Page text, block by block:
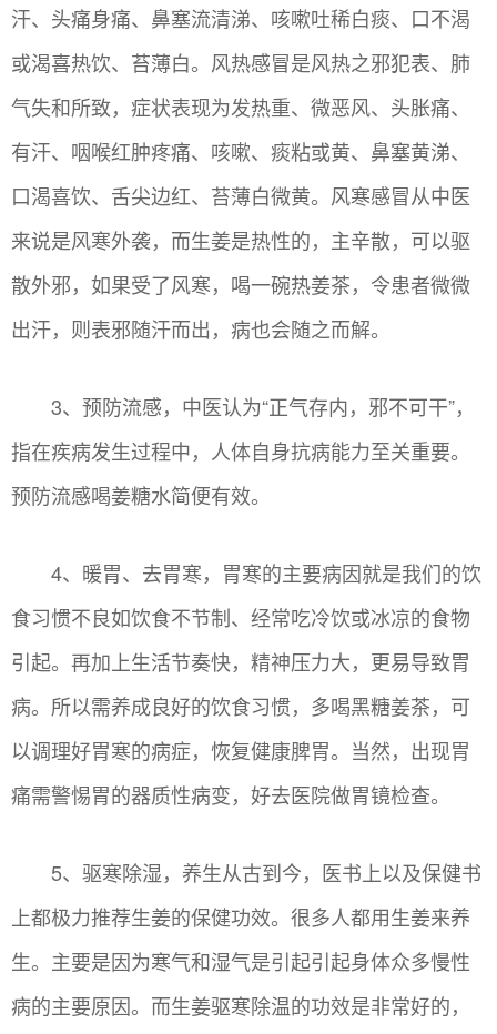
汗、头痛身痛、鼻塞流清涕、咳嗽吐稀白痰、口不渴
或渴喜热饮、苔薄白。风热感冒是风热之邪犯表、肺
气失和所致，症状表现为发热重、微恶风、头胀痛、
有汗、咽喉红肿疼痛、咳嗽、痰粘或黄、鼻塞黄涕、
口渴喜饮、舌尖边红、苔薄白微黄。风寒感冒从中医
来说是风寒外袭，而生姜是热性的，主辛散，可以驱
散外邪，如果受了风寒，喝一碗热姜茶，令患者微微
出汗，则表邪随汗而出，病也会随之而解。
3、预防流感，中医认为“正气存内，邪不可干”，
指在疾病发生过程中，人体自身抗病能力至关重要。
预防流感喝姜糖水简便有效。
4、暖胃、去胃寒，胃寒的主要病因就是我们的饮
食习惯不良如饮食不节制、经常吃冷饮或冰凉的食物
引起。再加上生活节奏快，精神压力大，更易导致胃
病。所以需养成良好的饮食习惯，多喝黑糖姜茶，可
以调理好胃寒的病症，恢复健康脾胃。当然，出现胃
痛需警惕胃的器质性病变，好去医院做胃镜检查。
5、驱寒除湿，养生从古到今，医书上以及保健书
上都极力推荐生姜的保健功效。很多人都用生姜来养
生。主要是因为寒气和湿气是引起引起身体众多慢性
病的主要原因。而生姜驱寒除温的功效是非常好的，